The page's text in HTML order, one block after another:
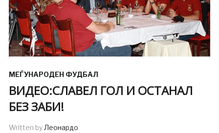
МЕЃУНАРОДЕН ФУДБАЛ
ВИДЕО:СЛАВЕЛ ГОЛ И ОСТАНАЛ
БЕЗ ЗАБИ!
Written byЛеонардо